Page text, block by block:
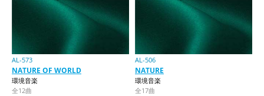
AL-573
NATURE OF WORLD
環境音楽
全12曲
AL-506
NATURE
環境音楽
全17曲